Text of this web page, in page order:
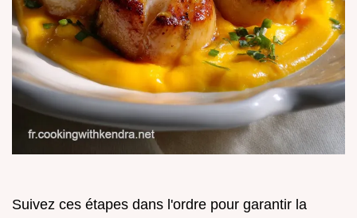
Suivez ces étapes dans l'ordre pour garantir la